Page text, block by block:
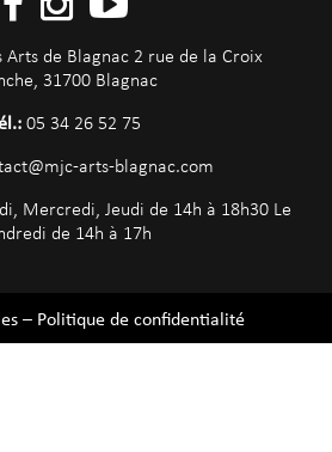
Arts de Blagnac 2 rue de la Croix
31700 Blagnac
05 34 26 52 75
arts-blagnac.com
Mercredi, Jeudi de 14h à 18h30 Le
de 14h à 17h
– Politique de confidentialité